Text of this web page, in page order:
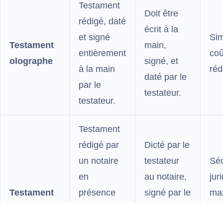
Testament
olographe
Testament
rédigé, daté
et signé
entièrement
à la main
par le
testateur.
Doit être
écrit à la
main,
signé, et
daté par le
testateur.
Testament
Testament
rédigé par
un notaire
en
présence
Dicté par le
testateur
au notaire,
signé par le